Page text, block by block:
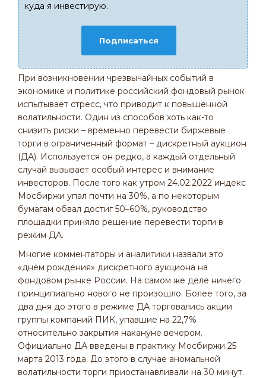
куда я инвестирую.
Подписаться
При возникновении чрезвычайных событий в
экономике и политике российский фондовый рынок
испытывает стресс, что приводит к повышенной
волатильности. Один из способов хоть как-то
снизить риски – временно перевести биржевые
торги в ограниченный формат – дискретный аукцион
(ДА). Используется он редко, а каждый отдельный
случай вызывает особый интерес и внимание
инвесторов. После того как утром 24.02.2022 индекс
Мосбиржи упал почти на 30%, а по некоторым
бумагам обвал достиг 50–60%, руководство
площадки приняло решение перевести торги в
режим ДА.
Многие комментаторы и аналитики назвали это
«днём рождения» дискретного аукциона на
фондовом рынке России. На самом же деле ничего
принципиально нового не произошло. Более того, за
два дня до этого в режиме ДА торговались акции
группы компаний ПИК, упавшие на 22,7%
относительно закрытия накануне вечером.
Официально ДА введены в практику Мосбиржи 25
марта 2013 года. До этого в случае аномальной
волатильности торги приостанавливали на 30 минут.